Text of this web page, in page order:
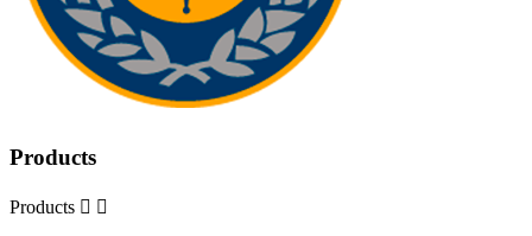
Products
Products  